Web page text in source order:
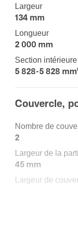
Largeur
134 mm
Longueur
2 000 mm
Section
5 828-5 828
Couver­cle,
Nombre de
2
Largeur de la
45 mm
Largeur de